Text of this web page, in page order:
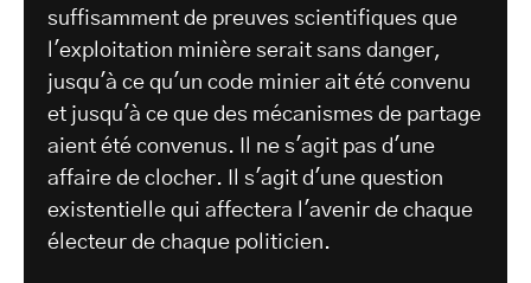
suffisamment de preuves scientifiques que
l'exploitation minière serait sans danger,
jusqu'à ce qu'un code minier ait été convenu
et jusqu'à ce que des mécanismes de partage
aient été convenus. Il ne s'agit pas d'une
affaire de clocher. Il s'agit d'une question
existentielle qui affectera l'avenir de chaque
électeur de chaque politicien.